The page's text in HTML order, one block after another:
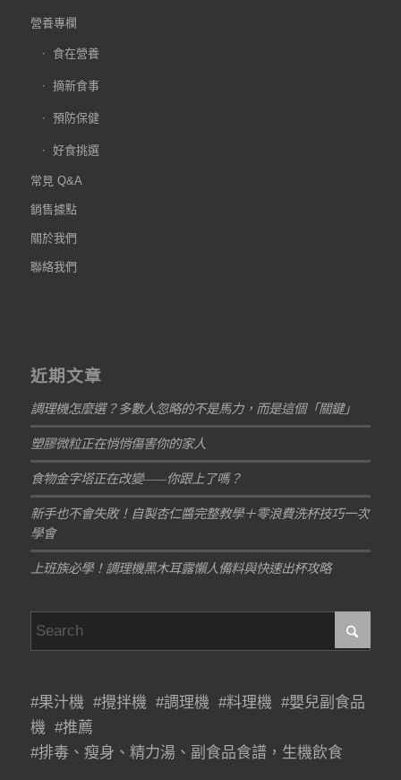
營養專欄
食在營養
摘新食事
預防保健
好食挑選
常見 Q&A
銷售據點
關於我們
聯絡我們
近期文章
調理機怎麼選？多數人忽略的不是馬力，而是這個「關鍵」
塑膠微粒正在悄悄傷害你的家人
食物金字塔正在改變——你跟上了嗎？
新手也不會失敗！自製杏仁醬完整教學＋零浪費洗杯技巧一次
學會
上班族必學！調理機黑木耳露懶人備料與快速出杯攻略
#果汁機 #攪拌機 #調理機 #料理機 #嬰兒副食品
機 #推薦
#排毒、瘦身、精力湯、副食品食譜，生機飲食